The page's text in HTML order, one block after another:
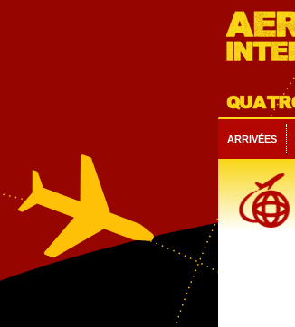
ARRIVÉES